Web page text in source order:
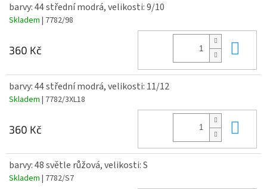
barvy: 44 střední modrá, velikosti: 9/10
Skladem | 7782/98
360 Kč
barvy: 44 střední modrá, velikosti: 11/12
Skladem | 7782/3XL18
360 Kč
barvy: 48 světle růžová, velikosti: S
Skladem | 7782/S7